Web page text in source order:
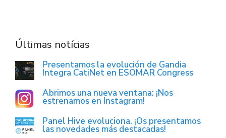
Últimas notícias
Presentamos la evolución de Gandia
Integra CatiNet en ESOMAR Congress
Abrimos una nueva ventana: ¡Nos
estrenamos en Instagram!
Panel Hive evoluciona. ¡Os presentamos
las novedades más destacadas!